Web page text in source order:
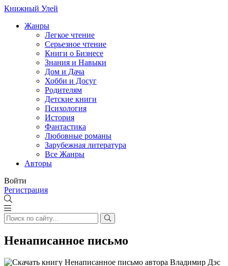
Книжный Улей
Жанры
Легкое чтение
Серьезное чтение
Книги о Бизнесе
Знания и Навыки
Дом и Дача
Хобби и Досуг
Родителям
Детские книги
Психология
История
Фантастика
Любовные романы
Зарубежная литература
Все Жанры
Авторы
Войти
Регистрация
Ненаписанное письмо